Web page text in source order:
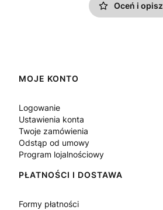
Oceń i opisz
Linki w stopce
MOJE KONTO
Logowanie
Ustawienia konta
Twoje zamówienia
Odstąp od umowy
Program lojalnościowy
PŁATNOŚCI I DOSTAWA
Formy płatności